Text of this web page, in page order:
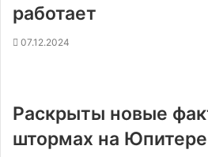
работает
07.12.2024
Раскрыты новые
штормах на Юпитере